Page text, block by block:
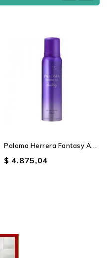
P
Aloma Herrera Fantasy Aer...
$ 4.875,04